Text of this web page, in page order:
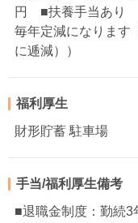
円 ■扶養手当あり
毎年定減になります
に逓減））
福利厚生
財形貯蓄 駐車場
手当/福利厚生備考
■退職金制度：勤続